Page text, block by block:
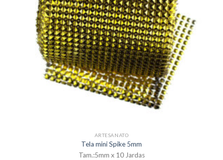
ARTESANATO
Tela mini Spike 5mm
Tam.:5mm x 10 Jardas